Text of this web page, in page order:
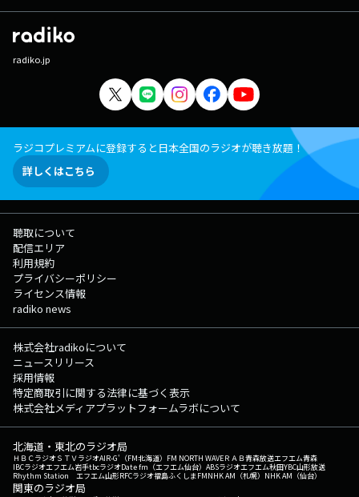
radiko.jp
ラジコプレミアムに登録すると日本全国のラジオが聴き放題！
詳しくはこちら
聴取について
配信エリア
利用規約
プライバシーポリシー
ライセンス情報
radiko news
株式会社radikoについて
ニュースリリース
採用情報
特定商取引に関する法律に基づく表示
株式会社メディアプラットフォームラボについて
北海道・東北のラジオ局
ＨＢＣラジオＳＴＶラジオAIR-G'（FM北海道） FM NORTH WAVEＲＡＢ青森放送エフエム青森
IBCラジオエフエム岩手tbcラジオDate fm（エフエム仙台） ABSラジオエフエム秋田YBC山形放送
Rhythm Station エフエム山形RFCラジオ福島ふくしまFMNHK AM（札幌） NHK AM（仙台）
関東のラジオ局